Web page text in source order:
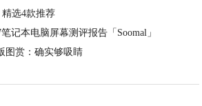
选4款推荐
记本电脑屏幕测评报告「Soomal」
图赏：确实够吸睛